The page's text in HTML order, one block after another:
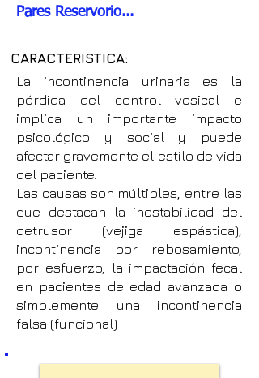
Pares Reservorio...
CARACTERISTICA:
La incontinencia urinaria es la
pérdida del control vesical e
implica un importante impacto
psicológico y social y puede
afectar gravemente el estilo de vida
del paciente.
Las causas son múltiples, entre las
que destacan la inestabilidad del
detrusor (vejiga espástica),
incontinencia por rebosamiento,
por esfuerzo, la impactación fecal
en pacientes de edad avanzada o
simplemente una incontinencia
falsa (funcional)